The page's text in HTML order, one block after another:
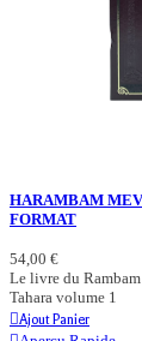
HARAMBAM
FORMAT
54,00 €
Le livre du
Tahara volume 1
Ajout Panier